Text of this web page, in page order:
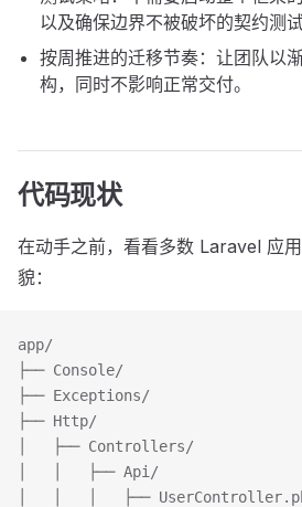
以及确保边界不被破坏的契约测试
按周推进的迁移节奏：让团队以
构，同时不影响正常交付。
代码现状
在动手之前，看看多数 Laravel 应
貌：
app/
├── Console/
├── Exceptions/
├── Http/
│   ├── Controllers/
│   │   ├── Api/
│   │   │   ├──